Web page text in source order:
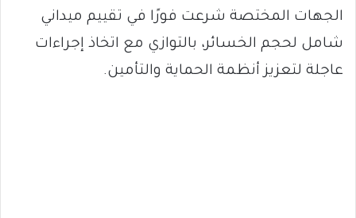
الجهات المختصة شرعت فورًا في تقييم ميداني
شامل لحجم الخسائر، بالتوازي مع اتخاذ إجراءات
عاجلة لتعزيز أنظمة الحماية والتأمين.